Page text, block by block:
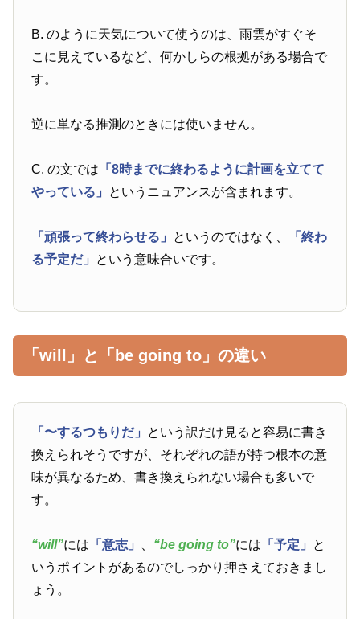
B. のように天気について使うのは、雨雲がすぐそ
こに見えているなど、何かしらの根拠がある場合で
す。
逆に単なる推測のときには使いません。
C. の文では 「8時までに終わるように計画を立てて
やっている」 というニュアンスが含まれます。
「頑張って終わらせる」 というのではなく、
「終わ
る予定だ」 という意味合いです。
「will」と「be going to」の違い
「〜するつもりだ」 という訳だけ見ると容易に書き
換えられそうですが、それぞれの語が持つ根本の意
味が異なるため、書き換えられない場合も多いで
す。
“will”には 「意志」 “be going to”には 「予定」 と
いうポイントがあるのでしっかり押さえておきまし
ょう。